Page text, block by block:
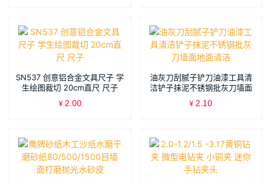
SN537 创意铝合金文具尺子 学
生绘图裁切 20cm直尺 尺子
¥ 2.00
油灰刀刮腻子铲刀油漆工具清
洁铲子抹泥不锈钢批灰刀墙面
地面清洁
¥ 2.10